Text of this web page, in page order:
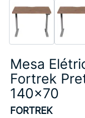
Mesa
Fortrek
140x70
FORTREK